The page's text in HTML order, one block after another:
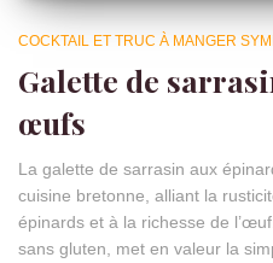
COCKTAIL ET TRUC À MANGER
Galette de
œufs
La galette de sarrasin aux
cuisine bretonne, alliant la
épinards et à la richesse de
sans gluten, met en valeur la